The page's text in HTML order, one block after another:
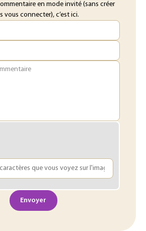
en mode invité (sans créer
vous connecter), c’est ici.
Envoyer